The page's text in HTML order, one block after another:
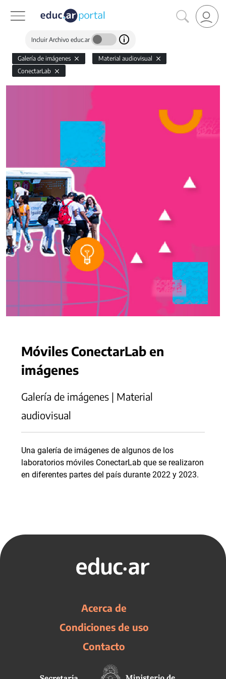
Incluir Archivo educ.ar
Galería de imágenes
Material audiovisual
ConectarLab
Móviles ConectarLab en
imágenes
Galería de imágenes | Material
audiovisual
Una galería de imágenes de algunos de los
laboratorios móviles ConectarLab que se realizaron
en diferentes partes del país durante 2022 y 2023.
Acerca de
Condiciones de uso
Contacto